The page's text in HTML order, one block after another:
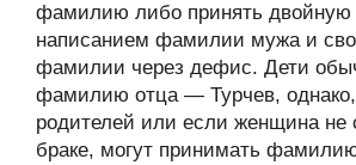
фамилию либо принять
написанием фамилии мужа и
фамилии через дефис. Дети
фамилию отца — Турчев,
родителей или если женщина не
браке, могут принимать